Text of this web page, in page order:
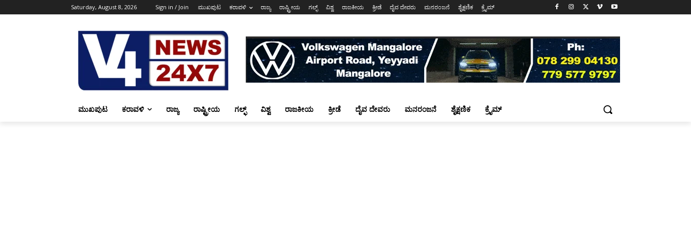
Saturday, August 8, 2026 Sign in / Join ಮುಖಪುಟ ಕರಾವಳಿ ರಾಜ್ಯ ರಾಷ್ಟ್ರೀಯ ಗಲ್ಫ್ ವಿಶ್ವ ರಾಜಕೀಯ ಕ್ರೀಡೆ ದೈವ ದೇವರು ಮನರಂಜನೆ ಶೈಕ್ಷಣಿಕ ಕ್ರೈಮ್
ಮುಖಪುಟ ಕರಾವಳಿ ರಾಜ್ಯ ರಾಷ್ಟ್ರೀಯ ಗಲ್ಫ್ ವಿಶ್ವ ರಾಜಕೀಯ ಕ್ರೀಡೆ ದೈವ ದೇವರು ಮನರಂಜನೆ ಶೈಕ್ಷಣಿಕ ಕ್ರೈಮ್